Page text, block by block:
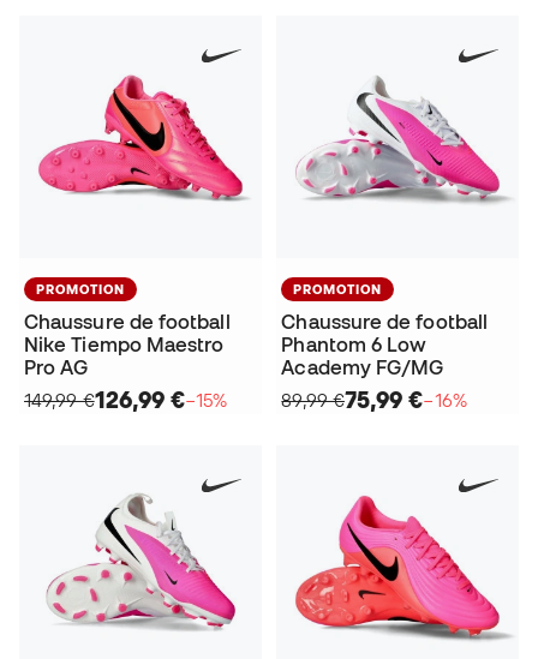
PROMOTION
Chaussure de football
Nike Tiempo Maestro
Pro AG
149,99 €126,99 €−15%
PROMOTION
Chaussure de football
Phantom 6 Low
Academy FG/MG
89,99 €75,99 €−16%